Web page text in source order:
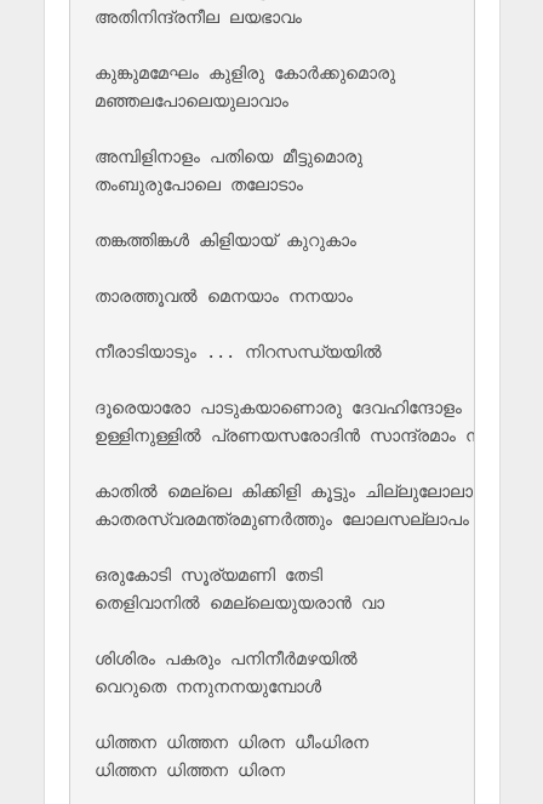
അതിനിന്ദ്രനീല ലയഭാവം
കുങ്കുമമേഘം കുളിരു കോര്‍ക്കുമൊരു
മഞ്ഞലപോലെയുലാവാം
അമ്പിളിനാളം പതിയെ മീട്ടുമൊരു
തംബുരുപോലെ തലോടാം
തങ്കത്തിങ്കള്‍‌ കിളിയായ് കുറുകാം
താരത്തൂവല്‍ മെനയാം നനയാം
നീരാടിയാടും ... നിറസന്ധ്യയില്‍
ദൂരെയാരോ പാടുകയാണൊരു ദേവഹിന്ദോളം
ഉള്ളിനുള്ളില്‍ പ്രണയസരോദിന്‍ സാന്ദ്രമാം നാദം
കാതില്‍ മെല്ലെ കിക്കിളി കൂട്ടും ചില്ലുലോലാക്കില്‍
കാതരസ്വരമന്ത്രമുണര്‍ത്തും ലോലസല്ലാപം
ഒരുകോടി സൂര്യമണി തേടി
തെളിവാനില്‍ മെല്ലെയുയരാന്‍ വാ
ശിശിരം പകരും പനിനീര്‍മഴയില്‍
വെറുതെ നനുനനയുമ്പോള്‍
ധിത്തന ധിത്തന ധിരന ധീംധിരന
ധിത്തന ധിത്തന ധിരന